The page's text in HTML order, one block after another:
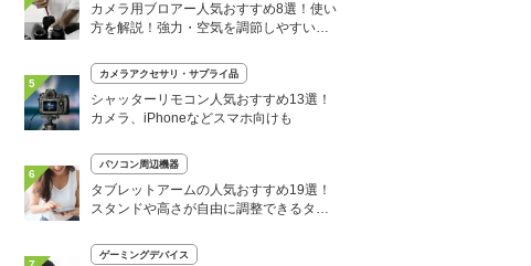
カメラ用ブロアー人気おすすめ8選！使い
方を解説！強力・空気を調節しやすい製
5
カメラアクセサリ・サプライ品
シャッターリモコン人気おすすめ13選！
カメラ、iPhoneなどスマホ向けも
6
パソコン周辺機器
タブレットアームの人気おすすめ19選！
スタンドや高さが自由に調整できるタイ
ゲーミングデバイス